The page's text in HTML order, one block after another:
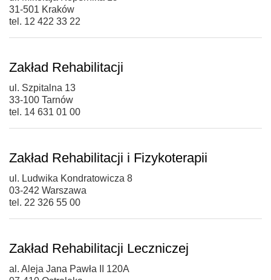
31-501 Kraków
tel. 12 422 33 22
Zakład Rehabilitacji
ul. Szpitalna 13
33-100 Tarnów
tel. 14 631 01 00
Zakład Rehabilitacji i Fizykoterapii
ul. Ludwika Kondratowicza 8
03-242 Warszawa
tel. 22 326 55 00
Zakład Rehabilitacji Leczniczej
al. Aleja Jana Pawła II 120A